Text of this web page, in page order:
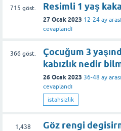
715 göst. Resimli 1 yaş
27 Ocak 2023 12-24 ay
cevaplandı
366 göst.
Çocuğum 3
kabızlık nedir
26 Ocak 2023 36-48 ay
cevaplandı
istahsizlik
1,438
Göz rengi